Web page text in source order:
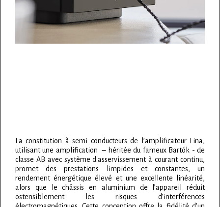
La constitution à semi conducteurs de l’amplificateur Lina,
utilisant une amplification – héritée du fameux Bartók - de
classe AB avec système d'asservissement à courant continu,
promet des prestations limpides et constantes, un
rendement énergétique élevé et une excellente linéarité,
alors que le châssis en aluminium de l’appareil réduit
ostensiblement les risques d’interférences